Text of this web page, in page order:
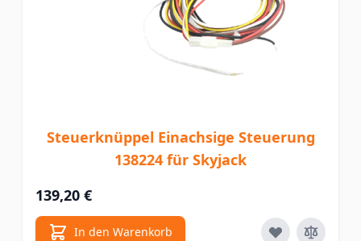
Steuerknüppel Einachsige Steuerung
138224 für Skyjack
139,20 €
In den Warenkorb